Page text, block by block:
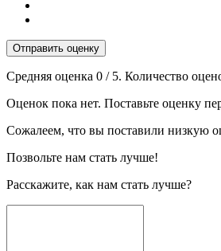
Отправить оценку
Средняя оценка 0 / 5. Количество
Оценок пока нет. Поставьте оценку
Сожалеем, что вы поставили низкую
Позвольте нам стать лучше!
Расскажите, как нам стать лучше?